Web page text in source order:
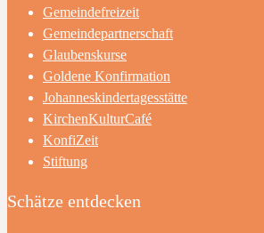
Gemeindefreizeit
Gemeindepartnerschaft
Glaubenskurse
Goldene Konfirmation
Johanneskindertagesstätte
KirchenKulturCafé
KonfiZeit
Stiftung
Schätze entdecken